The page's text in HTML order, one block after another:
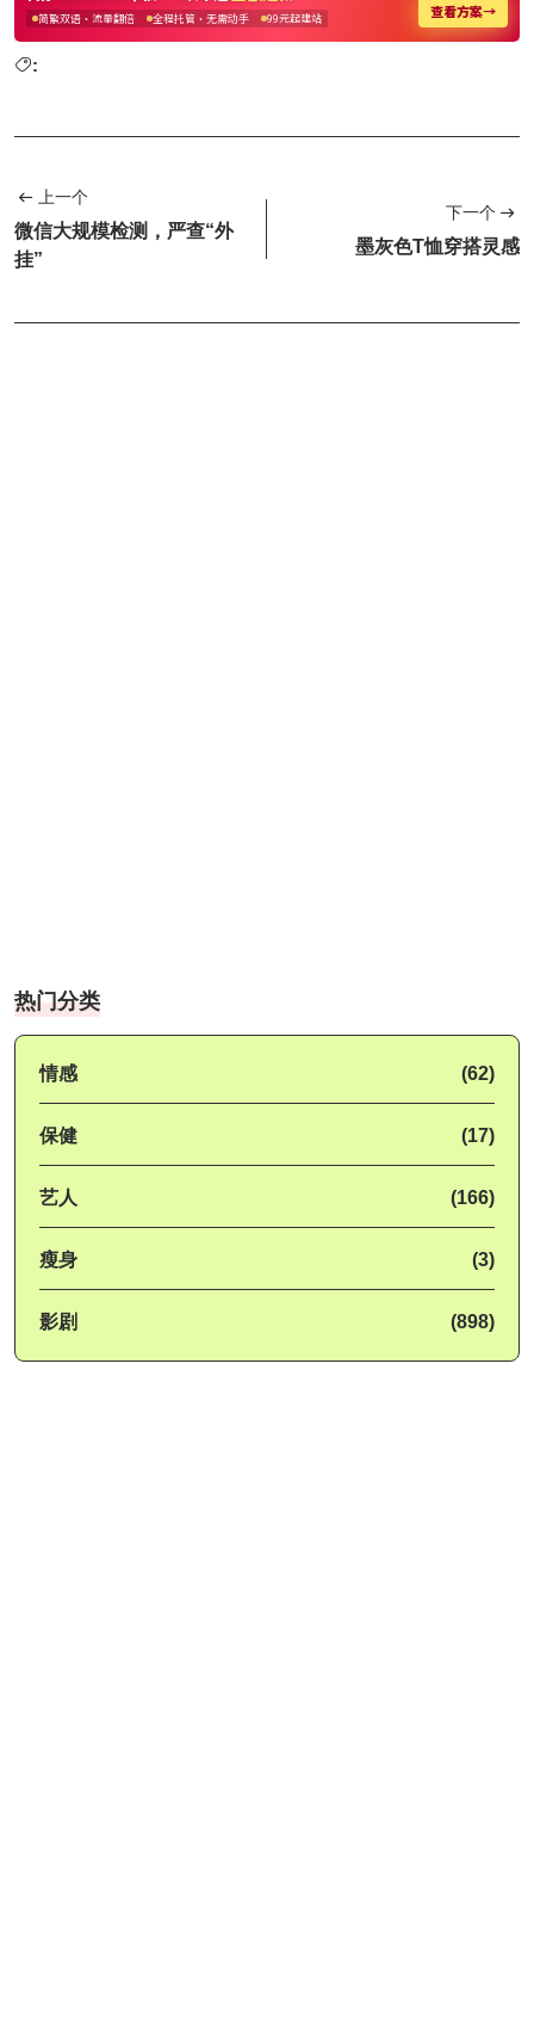
:
上一个
微信大规模检测，严查“外
挂”
下一个
墨灰色T恤穿搭灵感
热门分类
情感 (62)
保健 (17)
艺人 (166)
瘦身 (3)
影剧 (898)